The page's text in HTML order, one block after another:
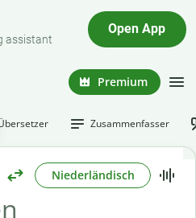
assistant
Open App
Premium
Zusammenfasser
Niederländisch